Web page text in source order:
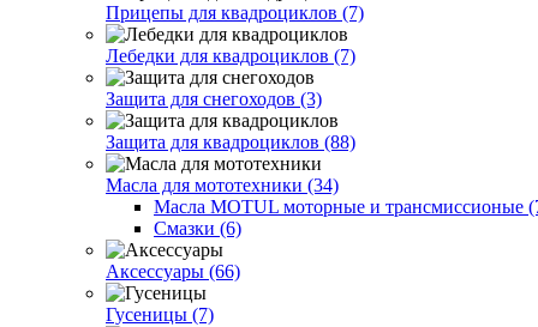
Прицепы для квадроциклов (7)
Лебедки для квадроциклов (7)
Защита для снегоходов (3)
Защита для квадроциклов (88)
Масла для мототехники (34)
Масла MOTUL моторные и трансмиссионые
Смазки (6)
Аксессуары (66)
Гусеницы (7)